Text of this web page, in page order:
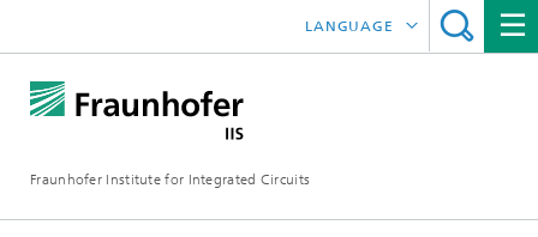
Fraunhofer Institute for Integrated Circuits
LANGUAGE
日本語